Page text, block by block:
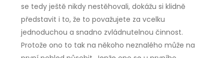
se tedy ještě nikdy nestěhovali, dokážu si klidně
představit i to, že to považujete za vcelku
jednoduchou a snadno zvládnutelnou činnost.
Protože ono to tak na někoho neznalého může na